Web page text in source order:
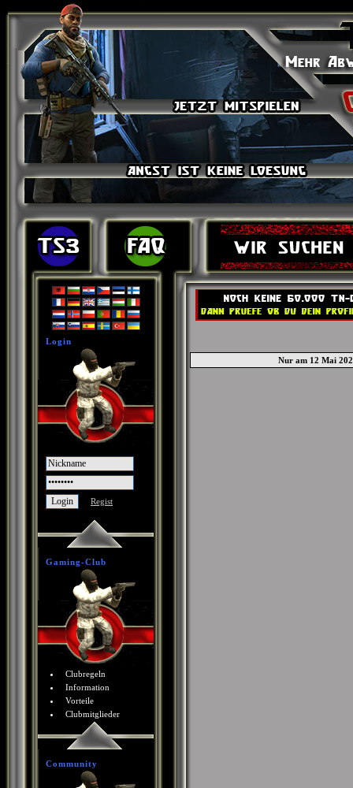
Login
Regist
Gaming-Club
Clubregeln
Information
Vorteile
Clubmitglieder
Community
Nur am 12 Mai